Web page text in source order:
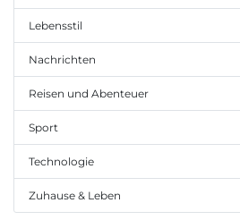
Lebensstil
Nachrichten
Reisen und Abenteuer
Sport
Technologie
Zuhause & Leben